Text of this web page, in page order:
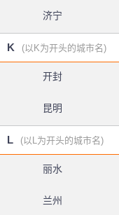
济宁
K (以K为开头的城市名)
开封
昆明
L (以L为开头的城市名)
丽水
兰州